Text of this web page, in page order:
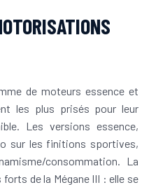
de moteurs essence et
les plus prisés pour leur
Les versions essence,
sur les finitions sportives,
consommation. La
de la Mégane III : elle se